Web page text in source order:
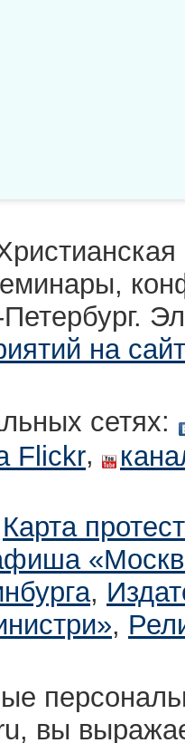
на сайт
сетях:
Flickr,
Карта
,
,
вы